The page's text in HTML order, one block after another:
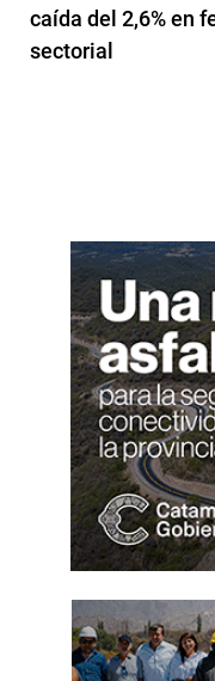
caída del 2,6% en
sectorial